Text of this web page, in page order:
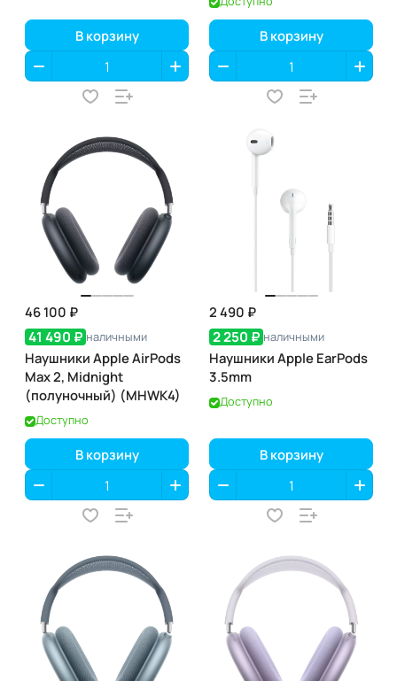
В корзину В корзину
46 100 ₽
41 490 ₽ наличными
Наушники Apple AirPods
Max 2, Midnight
(полуночный) (MHWK4)
Доступно
В корзину
2 490 ₽
2 250 ₽ наличными
Наушники Apple EarPods
3.5mm
Доступно
В корзину